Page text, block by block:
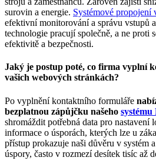
surovin a energie. Systémové propojení
efektivní monitorování a správu vstupů
technologie pracují společně, a ne proti
efektivitě a bezpečnosti.
Jaký je postup poté, co firma vyplní
vašich webových stránkách?
Po vyplnění kontaktního formuláře
bezplatnou zápůjčku našeho
shromáždit potřebná data pro
informace o úsporách, kterých lze u
přístup prokazuje naši důvěru v systém
úspory, často v rozmezí desítek tisíc až